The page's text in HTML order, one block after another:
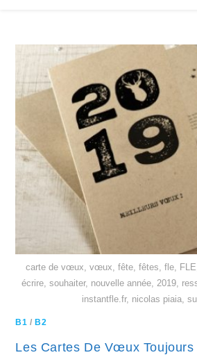
carte de vœux, vœux, fête, fêtes, fle,
écrire, souhaiter, nouvelle année, 2019,
instantfle.fr, nicolas piaia,
B1 /B2
Les Cartes De Vœux Toujours